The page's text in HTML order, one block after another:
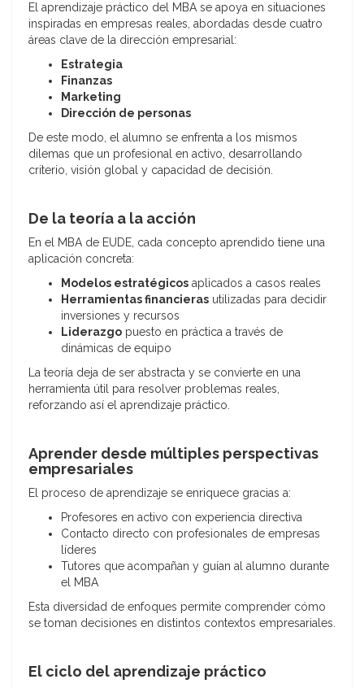
El aprendizaje práctico del MBA se apoya en situaciones
inspiradas en empresas reales, abordadas desde cuatro
áreas clave de la dirección empresarial:
Estrategia
Finanzas
Marketing
Dirección de personas
De este modo, el alumno se enfrenta a los mismos
dilemas que un profesional en activo, desarrollando
criterio, visión global y capacidad de decisión.
De la teoría a la acción
En el MBA de EUDE, cada concepto aprendido tiene una
aplicación concreta:
Modelos estratégicos aplicados a casos reales
Herramientas financieras utilizadas para decidir
inversiones y recursos
Liderazgo puesto en práctica a través de
dinámicas de equipo
La teoría deja de ser abstracta y se convierte en una
herramienta útil para resolver problemas reales,
reforzando así el aprendizaje práctico.
Aprender desde múltiples perspectivas
empresariales
El proceso de aprendizaje se enriquece gracias a:
Profesores en activo con experiencia directiva
Contacto directo con profesionales de empresas
líderes
Tutores que acompañan y guían al alumno durante
el MBA
Esta diversidad de enfoques permite comprender cómo
se toman decisiones en distintos contextos empresariales.
El ciclo del aprendizaje práctico